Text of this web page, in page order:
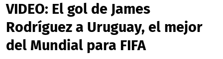
VIDEO: El gol de James
Rodríguez a Uruguay, el mejor
del Mundial para FIFA